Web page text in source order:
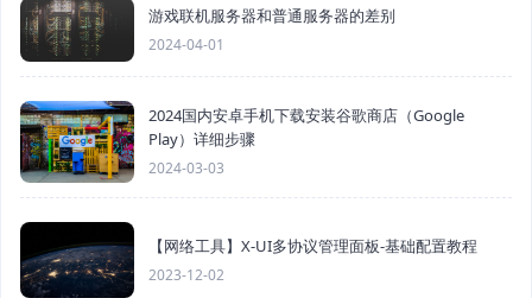
游戏联机服务器和普通服务器的差别
2024-04-01
2024国内安卓手机下载安装谷歌商店（Google
Play）详细步骤
2024-03-03
【网络工具】X-UI多协议管理面板-基础配置教程
2023-12-02